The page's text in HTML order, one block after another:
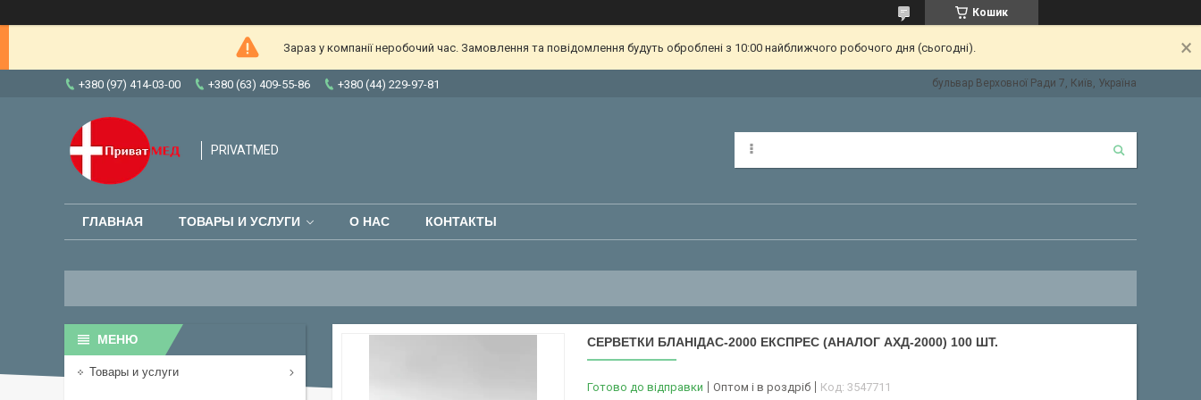
Кошик
Зараз у компанії неробочий час. Замовлення та повідомлення будуть оброблені з 10:00 найближчого робочого дня (сьогодні).
+380 (97) 414-03-00 +380 (63) 409-55-86 +380 (44) 229-97-81 бульвар Верховної Ради 7, Київ, Україна
PRIVATMED
ГЛАВНАЯ ТОВАРЫ И УСЛУГИ О НАС КОНТАКТЫ
СЕРВЕТКИ БЛАНІДАС-2000 ЕКСПРЕС (АНАЛОГ АХД-2000) 100 ШТ.
Готово до відправки Оптом і в роздріб Код: 3547711
Товары и услуги